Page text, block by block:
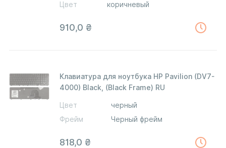
Цвет коричневый
910,0 ₴
Клавиатура для ноутбука HP Pavilion (DV7-
4000) Black, (Black Frame) RU
Цвет
черный
Фрейм
Черный фрейм
818,0 ₴